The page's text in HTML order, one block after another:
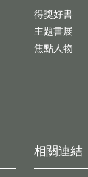
得獎好書
主題書展
焦點人物
相關連結